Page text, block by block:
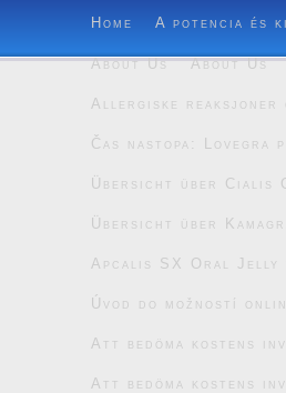
Home A potencia és
About Us About Us
Allergiske reaksjoner
Čas nastopa: Lovegra
Übersicht über Cialis
Übersicht über
Apcalis SX Oral Jelly
Úvod do možností
Att bedöma kostens
Att bedöma kostens